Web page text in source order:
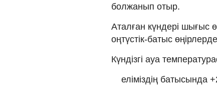
болжанып отыр.
Аталған күндері шығыс
оңтүстік-батыс
Күндізгі ауа
еліміздің батысында